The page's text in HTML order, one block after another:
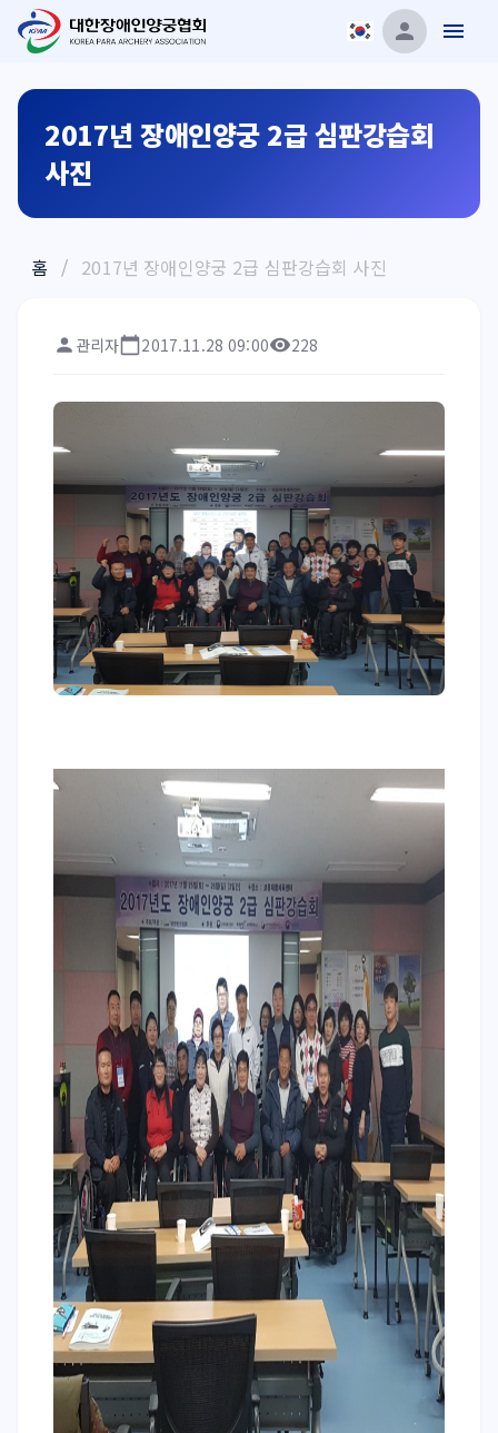
2017년 장애인양궁 2급 심판강습회
사진
홈 / 2017년 장애인양궁 2급 심판강습회 사진
관리자 2017.11.28 09:00 228